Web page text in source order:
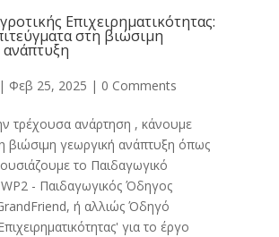
Επιχειρηματικότητας:
στη βιώσιμη
| Φεβ 25, 2025 | 0 Comments
τρέχουσα ανάρτηση , κάνουμε
βιώσιμη γεωργική ανάπτυξη όπως
το Παιδαγωγικό
WP2 - Παιδαγωγικός Όδηγος
ή αλλιώς Όδηγό
για το έργο